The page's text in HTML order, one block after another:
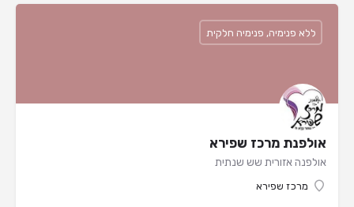
אולפנת מרכז שפירא
אולפנה אזורית שש שנתית
מרכז שפירא
ללא פנימיה, פנימיה חלקית